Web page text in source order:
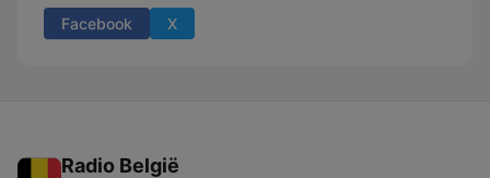
Facebook X
Radio België